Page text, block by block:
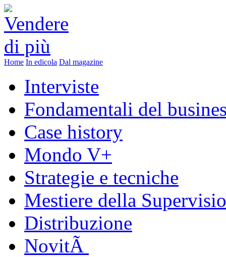
Home In edicola Dal magazine
Interviste
Fondamentali del
Case history
Mondo V+
Strategie e tecniche
Mestiere della
Distribuzione
NovitÃ